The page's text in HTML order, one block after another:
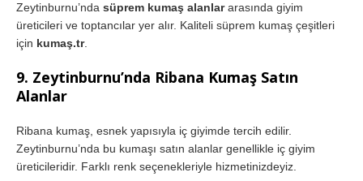
Zeytinburnu’nda süprem kumaş alanlararasında giyim
üreticileri ve toptancılar yer alır. Kaliteli süprem kumaş çeşitleri
için kumaş.tr.
9. Zeytinburnu’nda Ribana Kumaş Satın
Alanlar
Ribana kumaş, esnek yapısıyla iç giyimde tercih edilir.
Zeytinburnu’nda bu kumaşı satın alanlar genellikle iç giyim
üreticileridir. Farklı renk seçenekleriyle hizmetinizdeyiz.